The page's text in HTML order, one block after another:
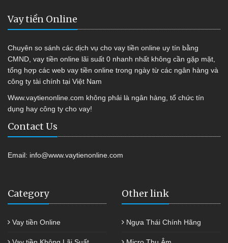
Vay tiền Online
Chuyên so sánh các dịch vụ cho vay tiền online uy tín bằng
CMND, vay tiền online lãi suất 0 nhanh nhất không cần gặp mặt,
tổng hợp các web vay tiền online trong ngày từ các ngân hàng và
công ty tài chính tại Việt Nam
Www.vaytienonline.com không phải là ngân hàng, tổ chức tín
dụng hay công ty cho vay!
Contact Us
Email: info@www.vaytienonline.com
Category
Vay tiền Online
Other link
Ngựa Thái Chính Hãng